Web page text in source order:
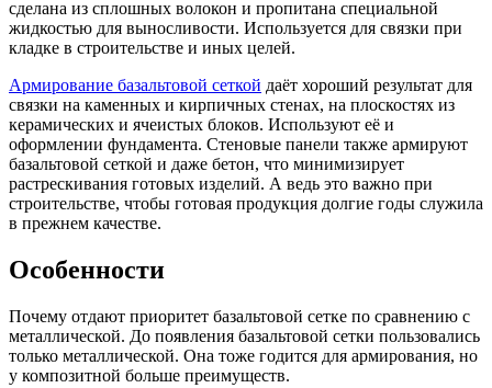
сделана из сплошных волокон и пропитана специальной
жидкостью для выносливости. Используется для связки при
кладке в строительстве и иных целей.
Армирование базальтовой сеткой даёт хороший результат для
связки на каменных и кирпичных стенах, на плоскостях из
керамических и ячеистых блоков. Используют её и
оформлении фундамента. Стеновые панели также армируют
базальтовой сеткой и даже бетон, что минимизирует
растрескивания готовых изделий. А ведь это важно при
строительстве, чтобы готовая продукция долгие годы служила
в прежнем качестве.
Особенности
Почему отдают приоритет базальтовой сетке по сравнению с
металлической. До появления базальтовой сетки пользовались
только металлической. Она тоже годится для армирования, но
у композитной больше преимуществ.